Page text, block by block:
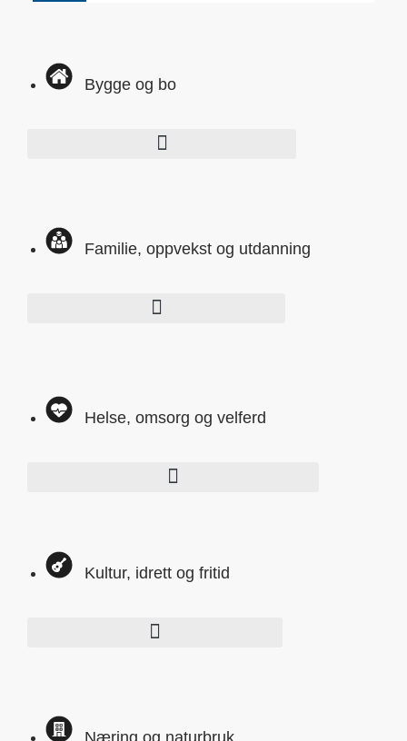
Bygge og bo
Familie, oppvekst og utdanning
Helse, omsorg og velferd
Kultur, idrett og fritid
Næring og naturbruk